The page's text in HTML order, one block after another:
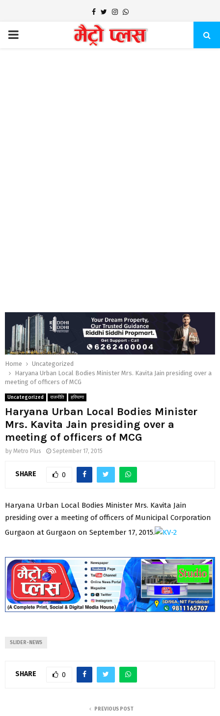
Facebook
TwitterInstagram
Whatsapp
PRIMARY
Home
Uncategorized
Haryana Urban Local Bodies Minister Mrs. Kavita Jain presiding over a
meeting of officers of MCG
Uncategorized राजनीति हरियाणा
Haryana Urban Local Bodies Minister
Mrs. Kavita Jain presiding over a
meeting of officers of MCG
by Metro Plus September 17, 2015
SHARE 0
Haryana Urban Local Bodies Minister Mrs. Kavita Jain
presiding over a meeting of officers of Municipal Corporation
Gurgaon at Gurgaon on September 17, 2015.
SLIDER-NEWS
SHARE 0
PREVIOUS POST